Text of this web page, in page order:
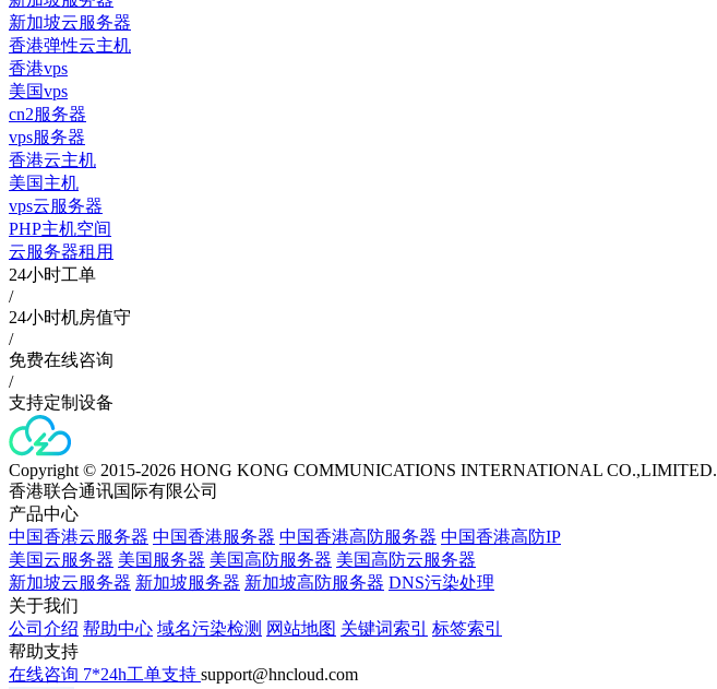
新加坡云服务器
香港弹性云主机
香港vps
美国vps
cn2服务器
vps服务器
香港云主机
美国主机
vps云服务器
PHP主机空间
云服务器租用
24小时工单
/
24小时机房值守
/
免费在线咨询
/
支持定制设备
Copyright © 2015-2026 HONG KONG COMMUNICATIONS INTERNATIONAL CO.,LIMITED.
香港联合通讯国际有限公司
产品中心
中国香港云服务器 中国香港服务器 中国香港高防服务器 中国香港高防IP
美国云服务器 美国服务器 美国高防服务器 美国高防云服务器
新加坡云服务器 新加坡服务器 新加坡高防服务器 DNS污染处理
关于我们
公司介绍 帮助中心 域名污染检测 网站地图 关键词索引
标签索引
帮助支持
在线咨询 7*24h工单支持 support@hncloud.com